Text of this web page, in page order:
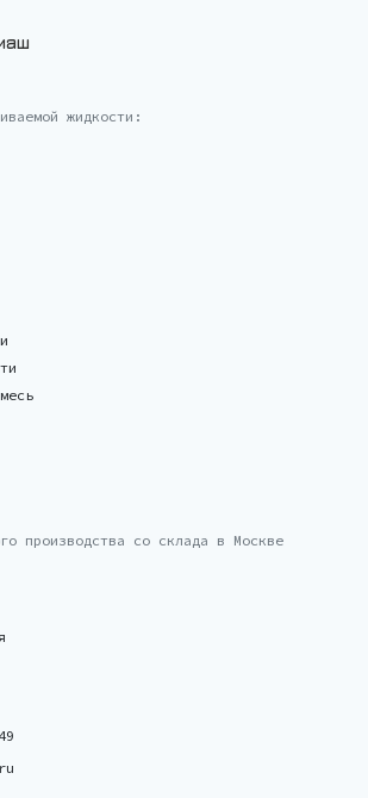
жидкости:
производства со склада в Москве